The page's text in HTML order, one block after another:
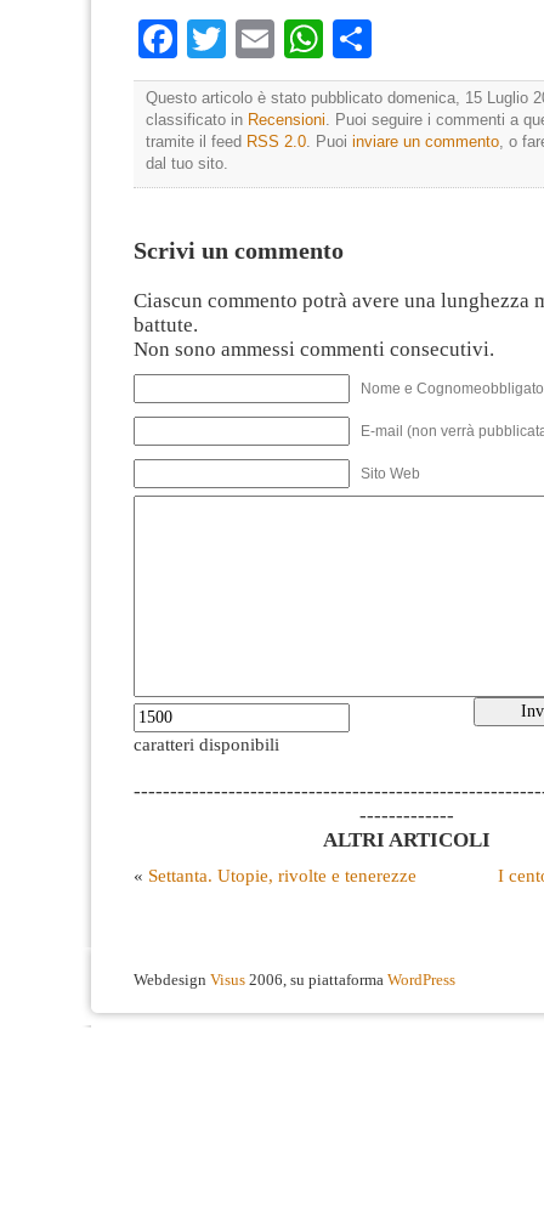
Facebook
TwitterEmailWhatsApp
Questo articolo è stato pubblicato domenica, 15 Luglio
classificato in Recensioni . Puoi seguire i commenti a
tramite il feed RSS 2.0 . Puoi inviare un commento , o
dal tuo sito.
Scrivi un commento
Ciascun commento potrà avere una lunghezza
battute.
Non sono ammessi commenti consecutivi.
Nome e
E-mail (non verrà
Sito Web
caratteri disponibili
-------------
ALTRI ARTICOLI
« Settanta. Utopie, rivolte e tenerezze I
Webdesign Visus 2006, su piattaforma WordPress